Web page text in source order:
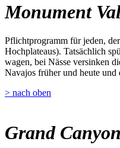
Monument
Pflichtprogramm für jeden,
Hochplateaus). Tatsächlich
wagen, bei Nässe versinken
Navajos früher und heute
> nach oben
Grand Canyon